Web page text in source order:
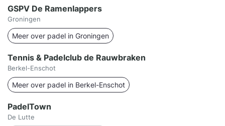
GSPV De Ramenlappers
Groningen
Meer over padel in Groningen
Tennis & Padelclub de Rauwbraken
Berkel-Enschot
Meer over padel in Berkel-Enschot
PadelTown
De Lutte